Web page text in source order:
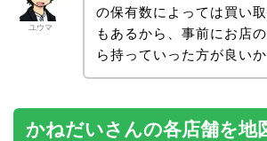
ユウマ
の保有数によっては買い
もあるから、事前にお店
ら持っていった方が良いか
かねだいさんの各店舗を地